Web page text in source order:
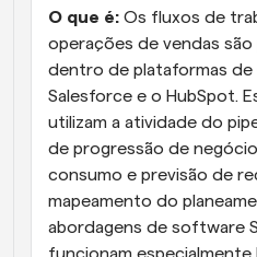
O que é: Os fluxos de
operações de vendas
dentro de plataformas de
Salesforce e o HubSpot.
utilizam a atividade do
de progressão de
consumo e previsão de
mapeamento do
abordagens de software